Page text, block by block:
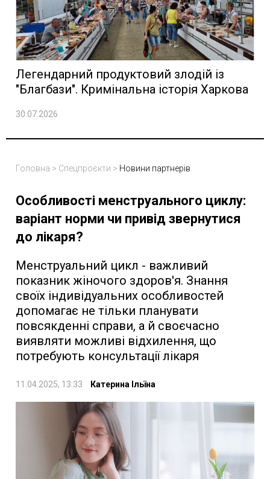
Легендарний продуктовий злодій із
"Благбази". Кримінальна історія Харкова
30.07.2026
Головна > Спецпроєкти > Новини партнерів
Особливості менструального циклу:
варіант норми чи привід звернутися
до лікаря?
Менструальний цикл - важливий
показник жіночого здоров'я. Знання
своїх індивідуальних особливостей
допомагає не тільки планувати
повсякденні справи, а й своєчасно
виявляти можливі відхилення, що
потребують консультації лікаря
11.04.2025, 13:33 Катерина Ільїна